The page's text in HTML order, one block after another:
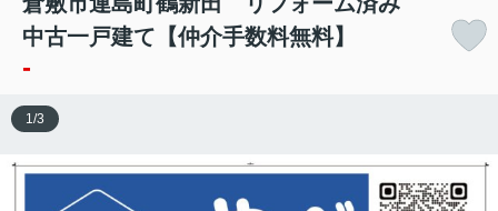
中古一戸建て【仲介手数料無料】
-
1/3